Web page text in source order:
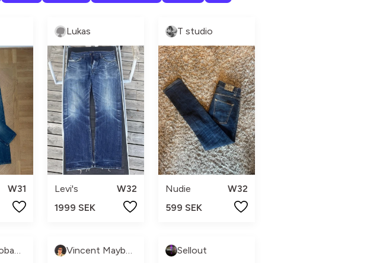
W31
Lukas
Levi's
W32
1999 SEK
T studio
Nudie
W32
599 SEK
Sellout